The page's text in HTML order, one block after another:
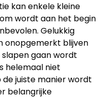
kan enkele kleine
wordt aan het begin
Gelukkig
onopgemerkt blijven
gaan wordt
helemaal niet
juiste manier wordt
belangrijke